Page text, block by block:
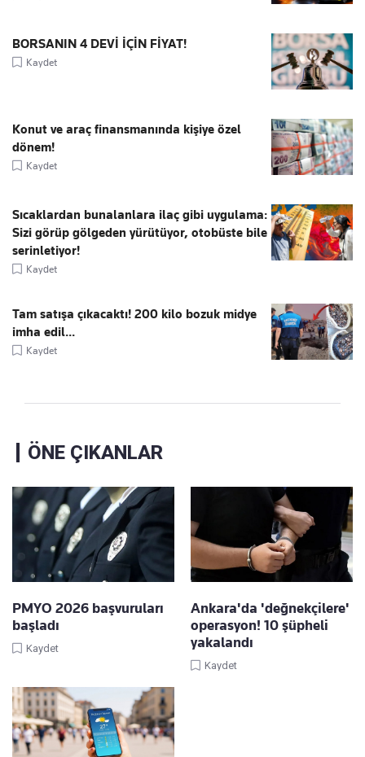
BORSANIN 4 DEVİ İÇİN FİYAT!
Kaydet
Konut ve araç finansmanında kişiye özel
dönem!
Kaydet
Sıcaklardan bunalanlara ilaç gibi uygulama:
Sizi görüp gölgeden yürütüyor, otobüste bile
serinletiyor!
Kaydet
Tam satışa çıkacaktı! 200 kilo bozuk midye
imha edil...
Kaydet
ÖNE ÇIKANLAR
PMYO 2026 başvuruları
başladı
Kaydet
Ankara'da 'değnekçilere'
operasyon! 10 şüpheli
yakalandı
Kaydet